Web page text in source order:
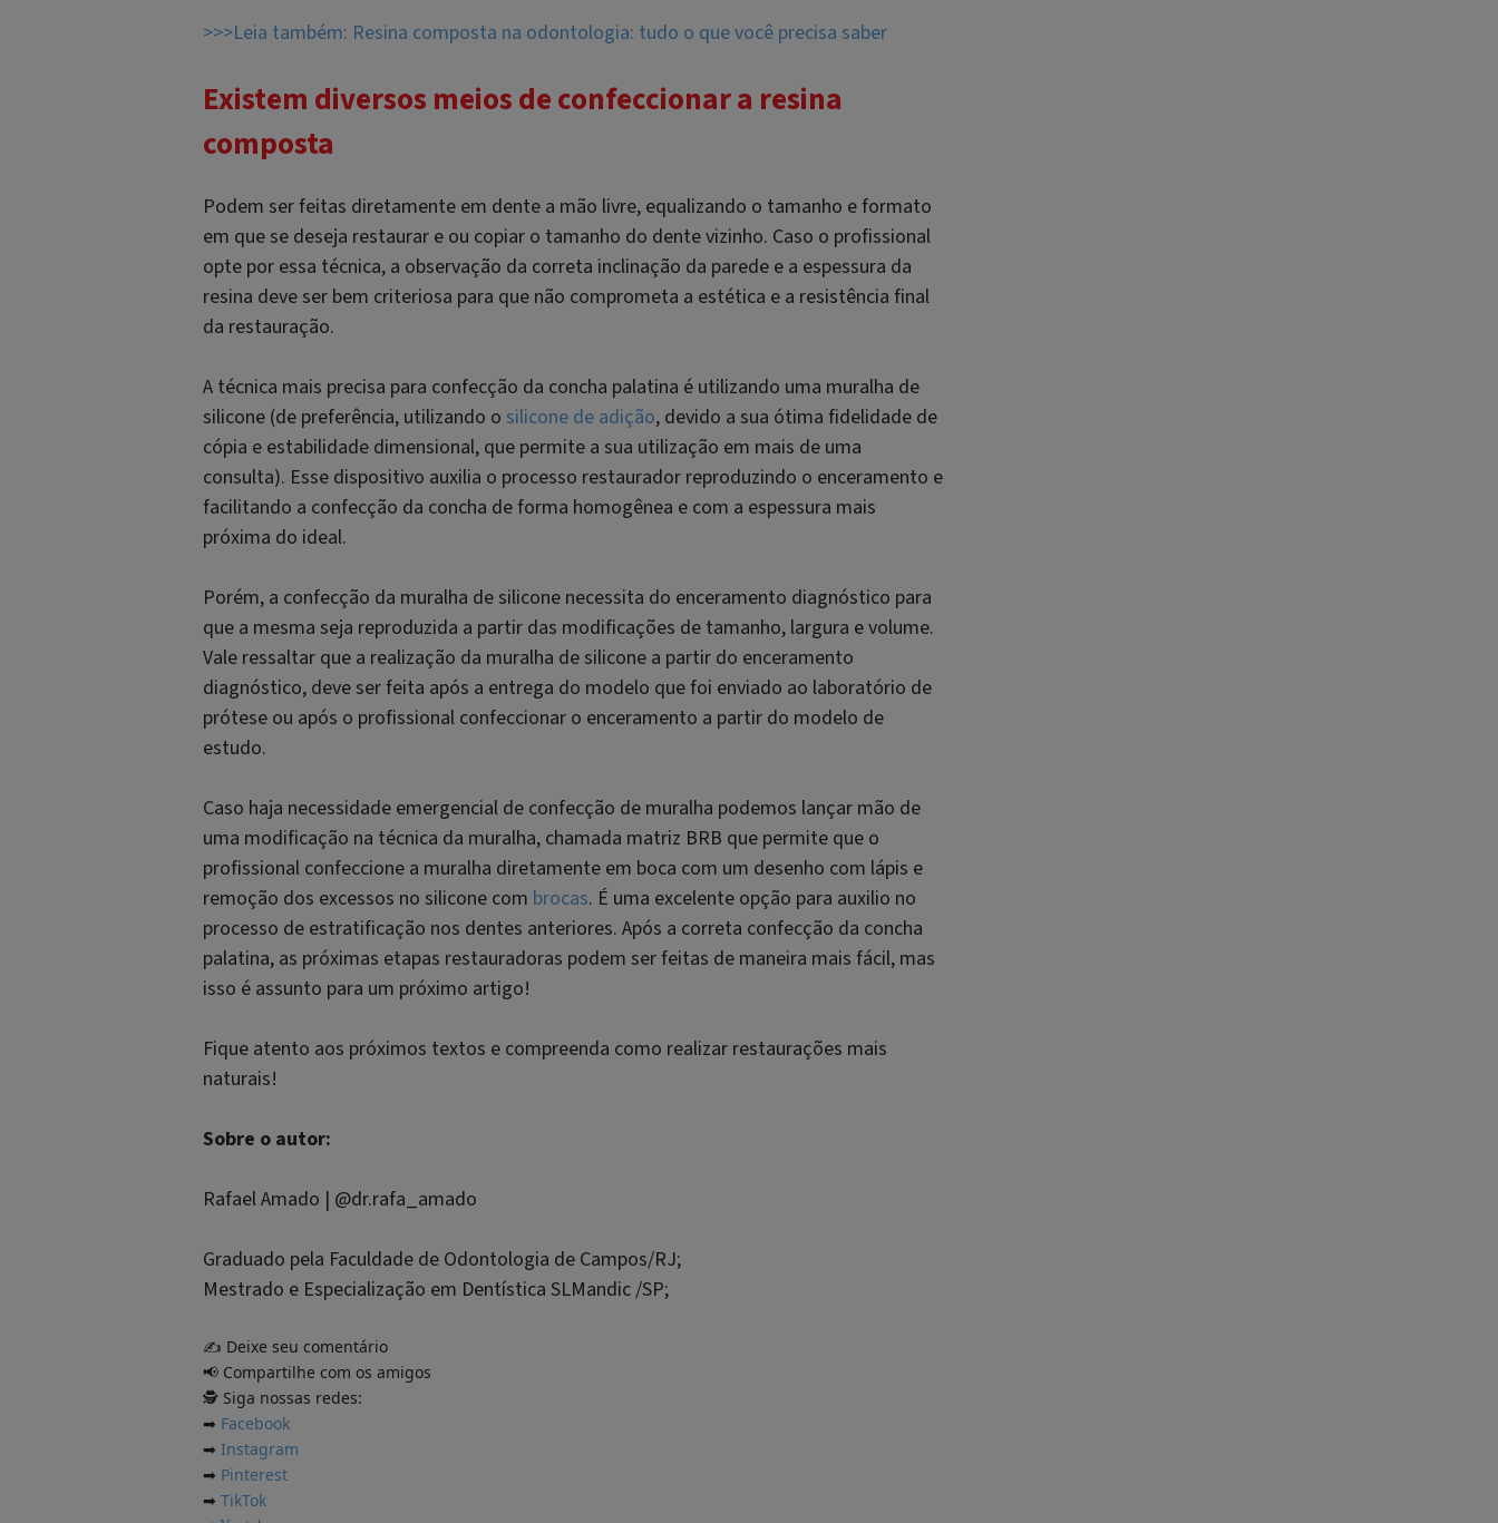
>>>Leia também: Resina composta na odontologia: tudo o que você precisa saber
Existem diversos meios de confeccionar a resina
composta
Podem ser feitas diretamente em dente a mão livre, equalizando o tamanho e formato
em que se deseja restaurar e ou copiar o tamanho do dente vizinho. Caso o profissional
opte por essa técnica, a observação da correta inclinação da parede e a espessura da
resina deve ser bem criteriosa para que não comprometa a estética e a resistência final
da restauração.
A técnica mais precisa para confecção da concha palatina é utilizando uma muralha de
silicone (de preferência, utilizando o silicone de adição, devido a sua ótima fidelidade de
cópia e estabilidade dimensional, que permite a sua utilização em mais de uma
consulta). Esse dispositivo auxilia o processo restaurador reproduzindo o enceramento e
facilitando a confecção da concha de forma homogênea e com a espessura mais
próxima do ideal.
Porém, a confecção da muralha de silicone necessita do enceramento diagnóstico para
que a mesma seja reproduzida a partir das modificações de tamanho, largura e volume.
Vale ressaltar que a realização da muralha de silicone a partir do enceramento
diagnóstico, deve ser feita após a entrega do modelo que foi enviado ao laboratório de
prótese ou após o profissional confeccionar o enceramento a partir do modelo de
estudo.
Caso haja necessidade emergencial de confecção de muralha podemos lançar mão de
uma modificação na técnica da muralha, chamada matriz BRB que permite que o
profissional confeccione a muralha diretamente em boca com um desenho com lápis e
remoção dos excessos no silicone com brocas. É uma excelente opção para auxilio no
processo de estratificação nos dentes anteriores. Após a correta confecção da concha
palatina, as próximas etapas restauradoras podem ser feitas de maneira mais fácil, mas
isso é assunto para um próximo artigo!
Fique atento aos próximos textos e compreenda como realizar restaurações mais
naturais!
Sobre o autor:
Rafael Amado | @dr.rafa_amado
Graduado pela Faculdade de Odontologia de Campos/RJ;
Mestrado e Especialização em Dentística SLMandic /SP;
✍️ Deixe seu comentário
📢 Compartilhe com os amigos
🕵 Siga nossas redes:
➡ Facebook
➡ Instagram
➡ Pinterest
➡ TikTok